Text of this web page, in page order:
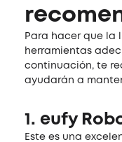
Para hacer que la
herramientas
continuación, te
ayudarán a
1. eufy
Este es una